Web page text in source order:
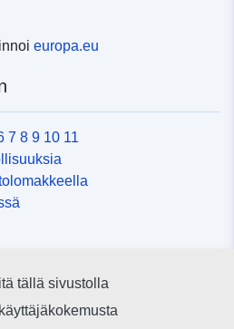
europa.eu
7 8 9 10 11
tällä sivustolla